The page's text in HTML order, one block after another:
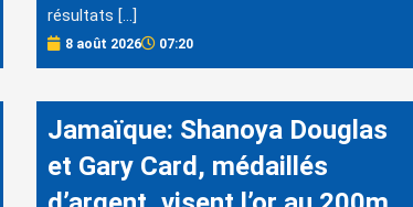
résultats […]
8 août 2026 07:20
Jamaïque: Shanoya Douglas
et Gary Card, médaillés